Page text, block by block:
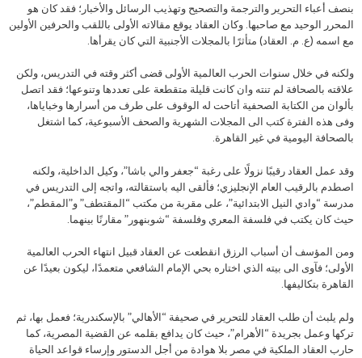
بنصف أعباء التحرير والترجمة والتصحيح وتهذيب الرسائل والأخبار؛ فقد كان هو
المحرر الوحيد مع صاحبها. وكان العقاد يوقع مقالاته الأولى باللقب والحرفين الأولين
مع اسمه (ع. م. العقاد) متأثرًا بالمجلات الأجنبية التي كان يقرأها.
ولكنه في خلال سنوات الحرب العالمية الأولى قضى أكثر وقته في التدريس، ولكن
علاقته بالصحافة لم تنته وان كانت قليلة متقطعة على تعددها وتنوعها؛ فقد اتصل
بألوان من الكتابة الصحفية أتاحت له الوقوف على طرف من أسرارها وخباياها،
وفى هذه الفترة كتب الى المجلات الشهرية والصحف الأسبوعية، كما اشتغل
بالصحافة اليومية في غير القاهرة.
وقد عمل العقاد رقيبًا نزولًا على رغبة “جعفر والي باشا”، وكيل الداخلية، ولكنه
اصطدم بالرقيب العام الإنجليزي؛ فألقى اليه باستقالته، واتجه إلى التدريس في
مدرسة “وادي النيل الابتدائية”، على مقربة من مكتب “المقتطف” و”المقطم”،
حيث كان يكتب في فلسفة المعري وفلسفة “شوبنهور” مقارنًا بينهما.
ومن المؤسف أن أسباب الرزق انقطعت عن العقاد قبيل انتهاء الحرب العالمية
الأولى؛ فآوى الى بيته الذي اختاره بحي الإمام الشافعي متعمدًا، ليكون بعيدًا عن
القاهرة بتكاليفها.
ولم يلبث أن طلب العقاد للتحرير في صحيفة “الأهالي” بالإسكندرية؛ فعمل بها، ثم
تركها وعمل بجريدة “الأهرام”، حيث كان يدافع بقلمه عن القضية المصرية، كما
حارب العقاد الملكية في مصر بلا هوادة من أجل الدستور وإرساء قواعد الحياة